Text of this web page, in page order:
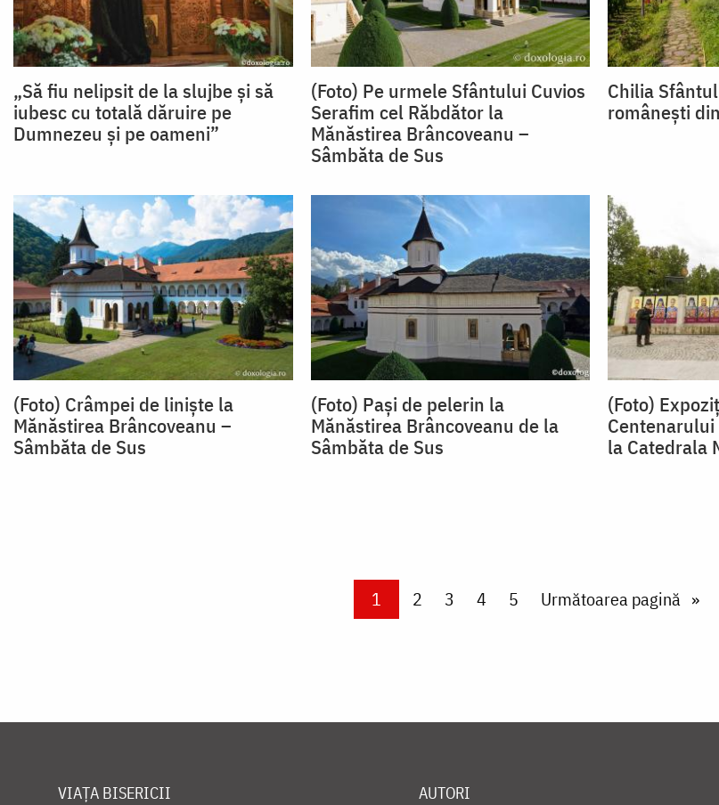
„Să fiu nelipsit de la slujbe și să
iubesc cu totală dăruire pe
Dumnezeu și pe oameni”
(Foto) Pe urmele Sfântului Cuvios
Serafim cel Răbdător la
Mănăstirea Brâncoveanu –
Sâmbăta de Sus
Chilia
românești
(Foto) Crâmpei de liniște la
Mănăstirea Brâncoveanu –
Sâmbăta de Sus
(Foto) Pași de pelerin la
Mănăstirea Brâncoveanu de la
Sâmbăta de Sus
(Foto)
la Catedrala
Current page
1 Page
2 Page
3 Page
4 Page
5 Next page
Următoarea pagină
VIAȚA BISERICII
AUTORI